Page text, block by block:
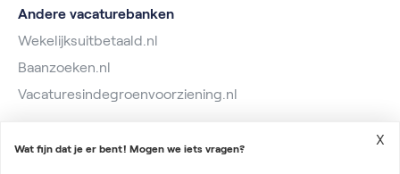
Andere vacaturebanken
Wekelijksuitbetaald.nl
Baanzoeken.nl
Vacaturesindegroenvoorziening.nl
Wat fijn dat je er bent! Mogen we iets vragen?
X